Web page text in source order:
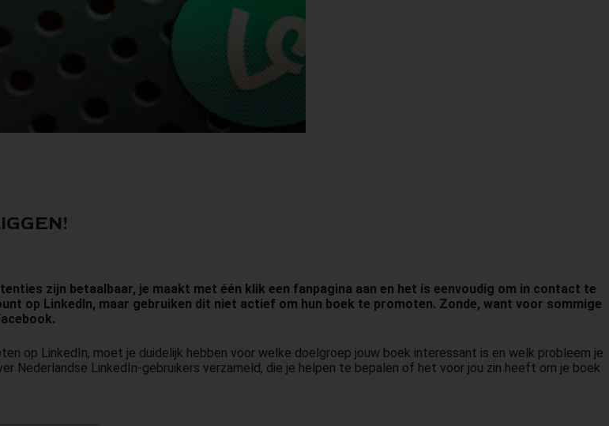
zijn betaalbaar, je maakt met één klik een fanpagina aan en het is eenvoudig om in contact te
op LinkedIn, maar gebruiken dit niet actief om hun boek te promoten. Zonde, want voor sommige
op LinkedIn, moet je duidelijk hebben voor welke doelgroep jouw boek interessant is en welk probleem je
Nederlandse LinkedIn-gebruikers verzameld, die je helpen te bepalen of het voor jou zin heeft om je boek